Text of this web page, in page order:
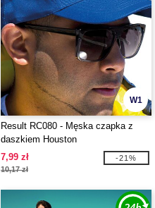
W1
Result RC080 - Męska czapka z
daszkiem Houston
7,99 zł
10,17 zł
-21%